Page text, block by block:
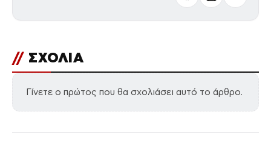
// ΣΧΟΛΙΑ
Γίνετε ο πρώτος που θα σχολιάσει αυτό το άρθρο.